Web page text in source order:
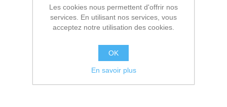
Les cookies nous permettent d'offrir nos
services. En utilisant nos services, vous
acceptez notre utilisation des cookies.
OK
En savoir plus